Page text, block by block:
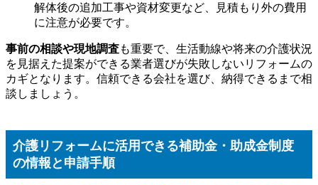
解体後の追加工事や資材変更など、見積もり外の費用
に注意が必要です。
事前の相談や現地調査も重要で、生活動線や将来の介護状況
を見据えた提案ができる業者選びが失敗しないリフォームの
カギとなります。信頼できる会社を選び、納得できるまで相
談しましょう。
介護リフォームに活用できる補助金・助成金制度
の情報と申請手順